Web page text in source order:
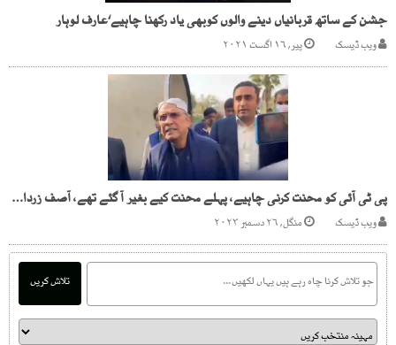
جشن کے ساتھ قربانیاں دینے والوں کوبھی یاد رکھنا چاہیے‘عارف لوہار
ویب ڈیسک پیر, ۱۶ اگست ۲۰۲۱
پی ٹی آئی کو محنت کرنی چاہیے، پہلے محنت کیے بغیر آ گئے تھے، آصف زرداری
ویب ڈیسک منگل, ۲۶ دسمبر ۲۰۲۳
تلاش کریں